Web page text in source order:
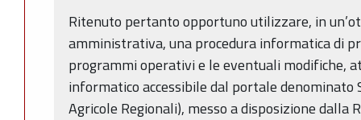
Ritenuto pertanto opportuno utilizzare, in
amministrativa, una procedura informatica di
programmi operativi e le eventuali modifiche,
informatico accessibile dal portale denominato
Agricole Regionali), messo a disposizione dalla